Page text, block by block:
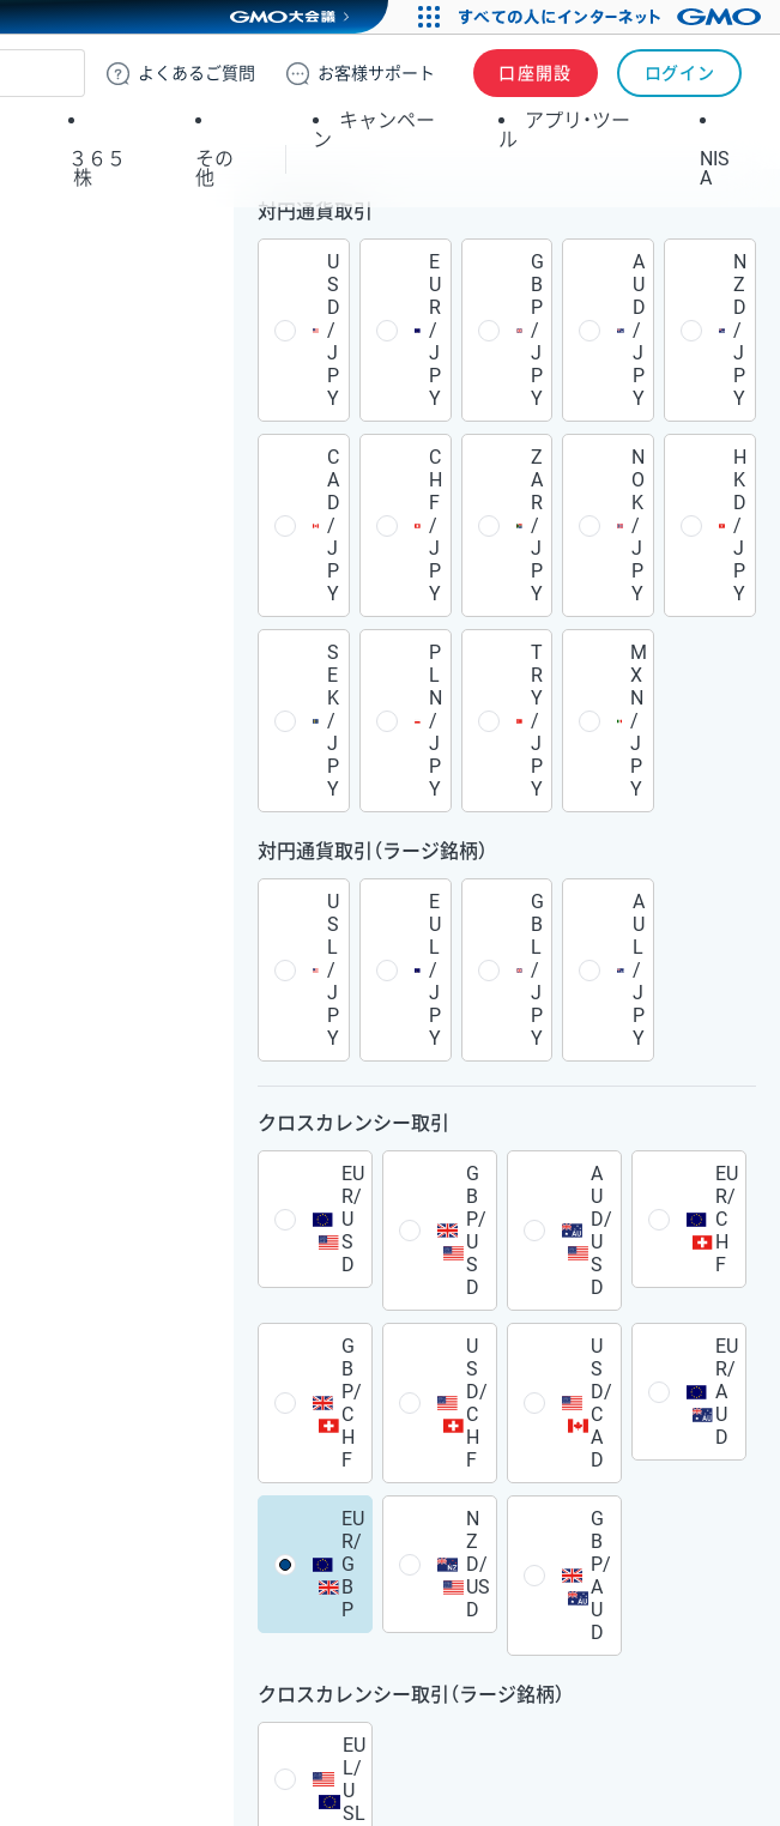
GMOクリック証券
よくある ご質問 お客様サポート 口座開設 ログイン
３６５
株
その
他
キャンペー
ン
アプリ・ツー
ル
NIS
A
対円通貨取引
U
S
D
/
J
P
Y
E
U
R
/
J
P
Y
G
B
P
/
J
P
Y
A
U
D
/
J
P
Y
N
Z
D
/
J
P
Y
C
A
D
/
J
P
Y
C
H
F
/
J
P
Y
Z
A
R
/
J
P
Y
N
O
K
/
J
P
Y
H
K
D
/
J
P
Y
S
E
K
/
J
P
Y
P
L
N
/
J
P
Y
T
R
Y
/
J
P
Y
M
X
N
/
J
P
Y
対円通貨取引（ラージ銘柄）
U
S
L
/
J
P
Y
E
U
L
/
J
P
Y
G
B
L
/
J
P
Y
A
U
L
/
J
P
Y
クロスカレンシー取引
EU
R/
U
S
D
G
B
P/
U
S
D
A
U
D/
U
S
D
EU
R/
C
H
F
G
B
P/
C
H
F
U
S
D/
C
H
F
U
S
D/
C
A
D
EU
R/
A
U
D
EU
R/
G
B
P
N
Z
D/
US
D
G
B
P/
A
U
D
クロスカレンシー取引（ラージ銘柄）
EU
L/
U
SL